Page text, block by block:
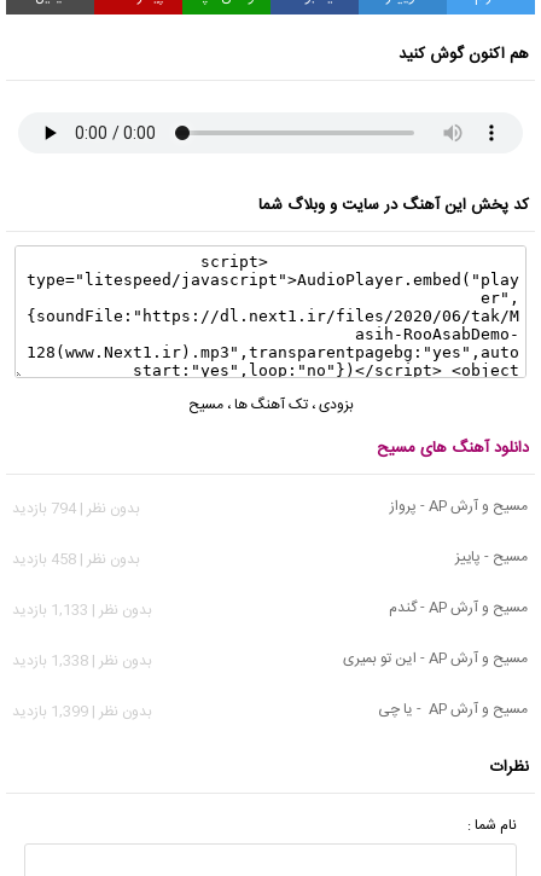
هم اکنون گوش کنید
کد پخش این آهنگ در سایت و وبلاگ شما
بزودی،تک آهنگ ها،مسیح
دانلود آهنگ های مسیح
مسیح و آرش AP - پرواز
بدون نظر | 794 بازدید
مسیح - پاییز
بدون نظر | 458 بازدید
مسیح و آرش AP - گندم
بدون نظر | 1,133 بازدید
مسیح و آرش AP - این تو بمیری
بدون نظر | 1,338 بازدید
مسیح و آرش AP - یا چی
بدون نظر | 1,399 بازدید
نظرات
نام شما :